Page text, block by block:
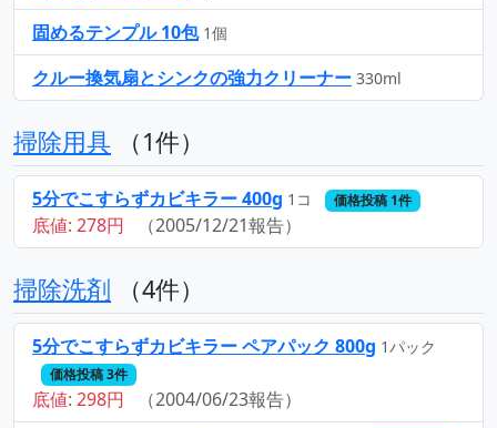
固めるテンプル 10包 1個
クルー換気扇とシンクの強力クリーナー 330ml
掃除用具 （1件）
5分でこすらずカビキラー 400g 1コ 価格投稿 1件
底値: 278円 （2005/12/21報告）
掃除洗剤 （4件）
5分でこすらずカビキラー ペアパック 800g 1パック
価格投稿 3件
底値: 298円
（2004/06/23報告）